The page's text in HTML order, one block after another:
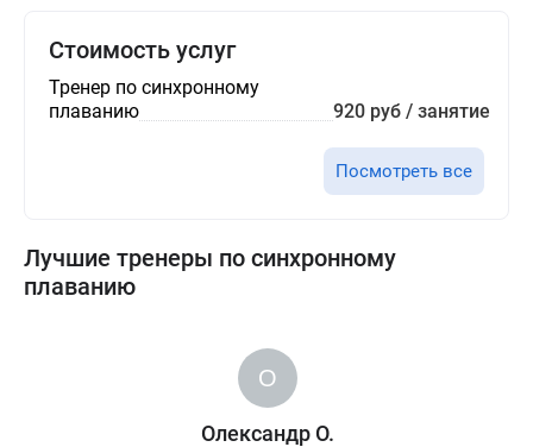
Стоимость услуг
Тренер по синхронному
плаванию
920 руб / занятие
Посмотреть все
Лучшие тренеры по синхронному
плаванию
Олександр О.